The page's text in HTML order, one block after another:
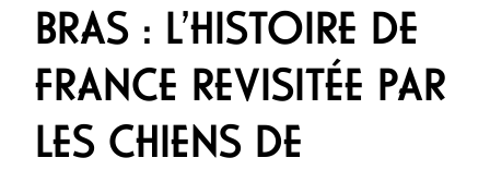
BRAS : L’HISTOIRE DE
FRANCE REVISITÉE PAR
LES CHIENS DE